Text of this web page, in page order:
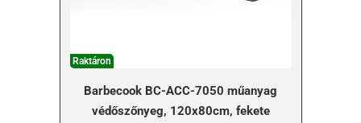
Raktáron
Barbecook BC-ACC-7050 műanyag
védőszőnyeg, 120x80cm, fekete